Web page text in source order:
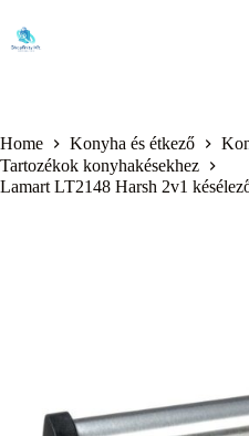
content
Home Konyha és étkező
Tartozékok konyhakésekhez
Lamart LT2148 Harsh 2v1